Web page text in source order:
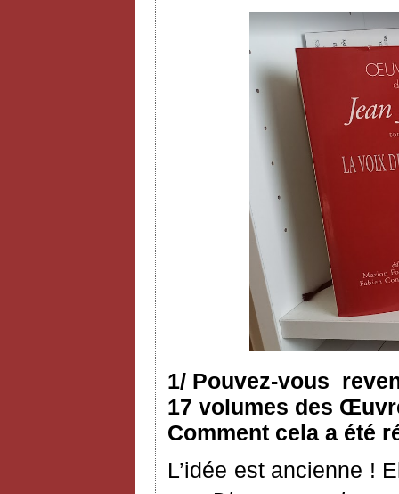
1/ Pouvez-vous
17 volumes des
Comment cela a été
L’idée est ancienne !